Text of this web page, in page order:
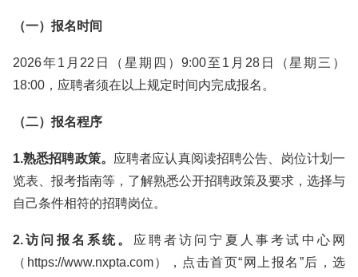
（一）报名时间
2026年1月22日（星期四）9:00至1月28日（星期三）
18:00，应聘者须在以上规定时间内完成报名。
（二）报名程序
1.熟悉招聘政策。 应聘者应认真阅读招聘公告、岗位计划一
览表、报考指南等，了解熟悉公开招聘政策及要求，选择与
自己条件相符的招聘岗位。
2.访问报名系统。 应聘者访问宁夏人事考试中心网
（https://www.nxpta.com），点击首页“网上报名”后，选